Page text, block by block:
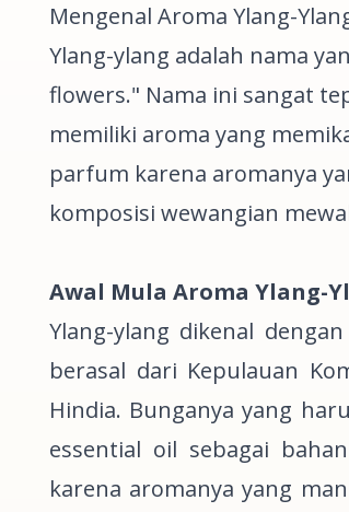
Mengenal Aroma Ylang-
Ylang-ylang adalah nama
flowers." Nama ini sangat
memiliki aroma yang
parfum karena aromanya
komposisi wewangian
Awal Mula Aroma Ylang-
Ylang-ylang dikenal
berasal dari Kepulauan
Hindia. Bunganya yang
essential oil sebagai
karena aromanya yang